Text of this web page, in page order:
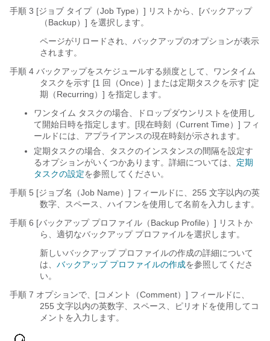
手順 3 [ジョブ タイプ（Job Type）] リストから、[バックアップ
（Backup）] を選択します。
ページがリロードされ、バックアップのオプションが表示
されます。
手順 4 バックアップをスケジュールする頻度として、ワンタイム
タスクを示す [1 回（Once）] または定期タスクを示す [定
期（Recurring）] を指定します。
ワンタイム タスクの場合、ドロップダウンリストを使用し
て開始日時を指定します。[現在時刻（Current Time）] フィ
ールドには、アプライアンスの現在時刻が示されます。
定期タスクの場合、タスクのインスタンスの間隔を設定す
るオプションがいくつかあります。詳細については、 定期
タスクの設定を参照してください。
手順 5 [ジョブ名（Job Name）] フィールドに、255 文字以内の英
数字、スペース、ハイフンを使用して名前を入力します。
手順 6 [バックアップ プロファイル（Backup Profile）] リストか
ら、適切なバックアップ プロファイルを選択します。
新しいバックアップ プロファイルの作成の詳細について
は、 バックアップ プロファイルの作成を参照してくださ
い。
手順 7 オプションで、[コメント（Comment）] フィールドに、
255 文字以内の英数字、スペース、ピリオドを使用してコ
メントを入力します。